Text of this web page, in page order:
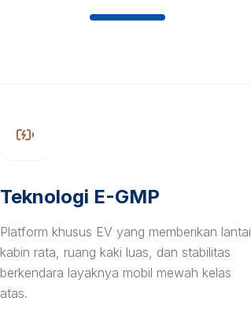
Teknologi E-GMP
Platform khusus EV yang memberikan lantai
kabin rata, ruang kaki luas, dan stabilitas
berkendara layaknya mobil mewah kelas
atas.